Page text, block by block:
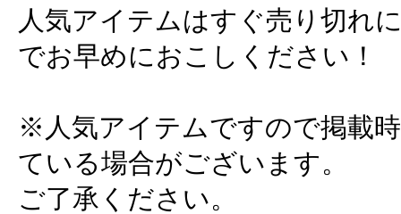
人気アイテムはすぐ売り切れ
でお早めにおこしください！
※人気アイテムですので掲載
ている場合がございます。
ご了承ください。